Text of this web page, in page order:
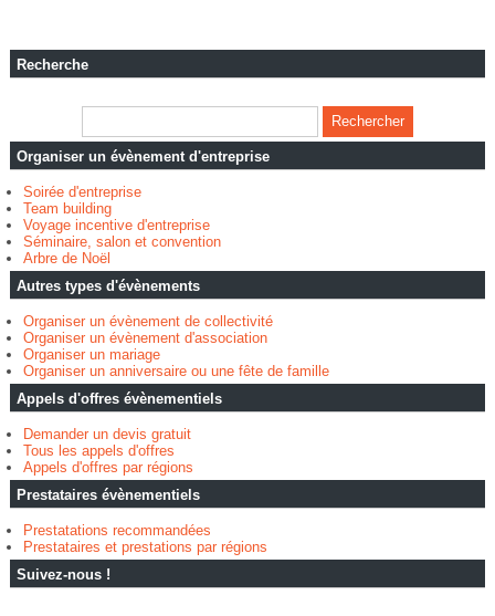
Recherche
Organiser un évènement d'entreprise
Soirée d'entreprise
Team building
Voyage incentive d'entreprise
Séminaire, salon et convention
Arbre de Noël
Autres types d'évènements
Organiser un évènement de collectivité
Organiser un évènement d'association
Organiser un mariage
Organiser un anniversaire ou une fête de famille
Appels d'offres évènementiels
Demander un devis gratuit
Tous les appels d'offres
Appels d'offres par régions
Prestataires évènementiels
Prestatations recommandées
Prestataires et prestations par régions
Suivez-nous !